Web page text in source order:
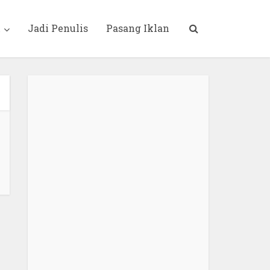
Jadi Penulis Pasang Iklan